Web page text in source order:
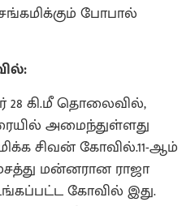
போபால்
28 கி.மீ தொலைவில்,
அமைந்துள்ளது
சிவன் கோவில்.11-ஆம்
மன்னரான ராஜா
கோவில் இது.